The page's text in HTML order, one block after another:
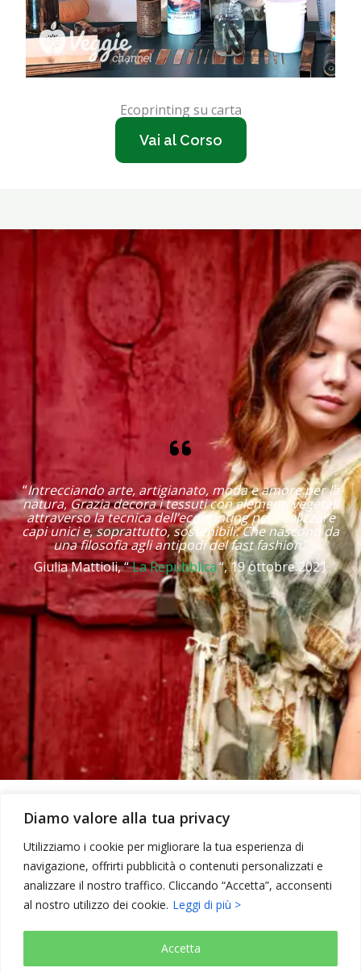
Diamo valore alla tua privacy
Utilizziamo i cookie per migliorare la tua esperienza di
navigazione, offrirti pubblicità o contenuti personalizzati e
analizzare il nostro traffico. Cliccando “Accetta”, acconsenti
al nostro utilizzo dei cookie. Leggi di più >
Accetta
Ecoprinting su carta
Vai al Corso
“Intrecciando arte, artigianato, moda e amore per la
natura, Grazia decora i tessuti con elementi vegetali
attraverso la tecnica dell’ecoprinting per realizzare
capi unici e, soprattutto, sostenibili. Che nascono da
unafilosofia agli antipodi del fast fashion.”
Giulia Mattioli, “La Repubblica“, 19 ottobre 2021
Copyright © 2026 Elementi Naturali